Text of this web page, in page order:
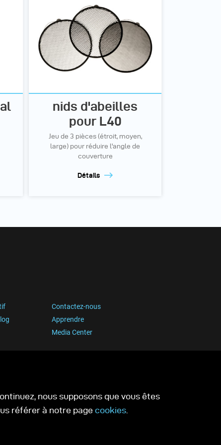
nids d'abeilles
pour L40
Jeu de 3 pièces (étroit, moyen,
large) pour réduire l'angle de
couverture
Détails
Contactez-nous
Apprendre
Media Center
nous supposons que vous êtes
référer à notre page cookies